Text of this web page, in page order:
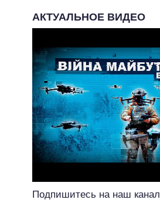
АКТУАЛЬНОЕ ВИДЕО
Подпишитесь на наш канал